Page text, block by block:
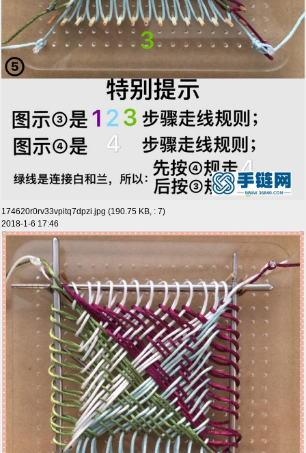
174620r0rv33vpitq7dpzi.jpg (190.75 KB, : 7)
2018-1-6 17:46